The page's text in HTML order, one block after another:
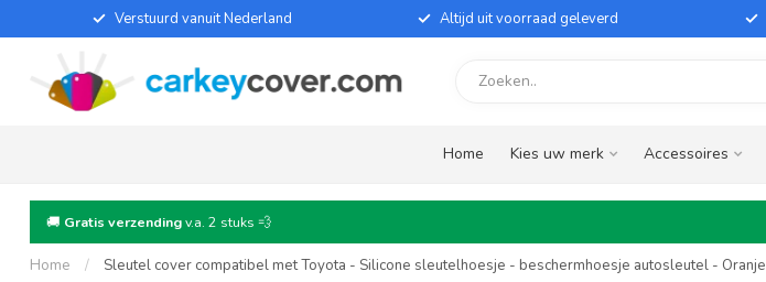
Verstuurd vanuit Nederland Altijd uit voorraad geleverd
Home Kies uw merk Accessoires
🚚 Gratis verzendingv.a. 2 stuks 💨
Home / Sleutel cover compatibel met Toyota - Silicone sleutelhoesje - beschermhoesje autosleutel - Oranje